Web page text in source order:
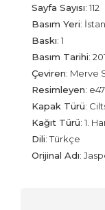
Sayfa Sayısı: 112
Basım Yeri:
Baskı: 1
Basım Tarihi:
Çeviren: Merve
Resimleyen:
Kapak Türü:
Kağıt Türü: 1.
Dili:Türkçe
Orijinal Adı: